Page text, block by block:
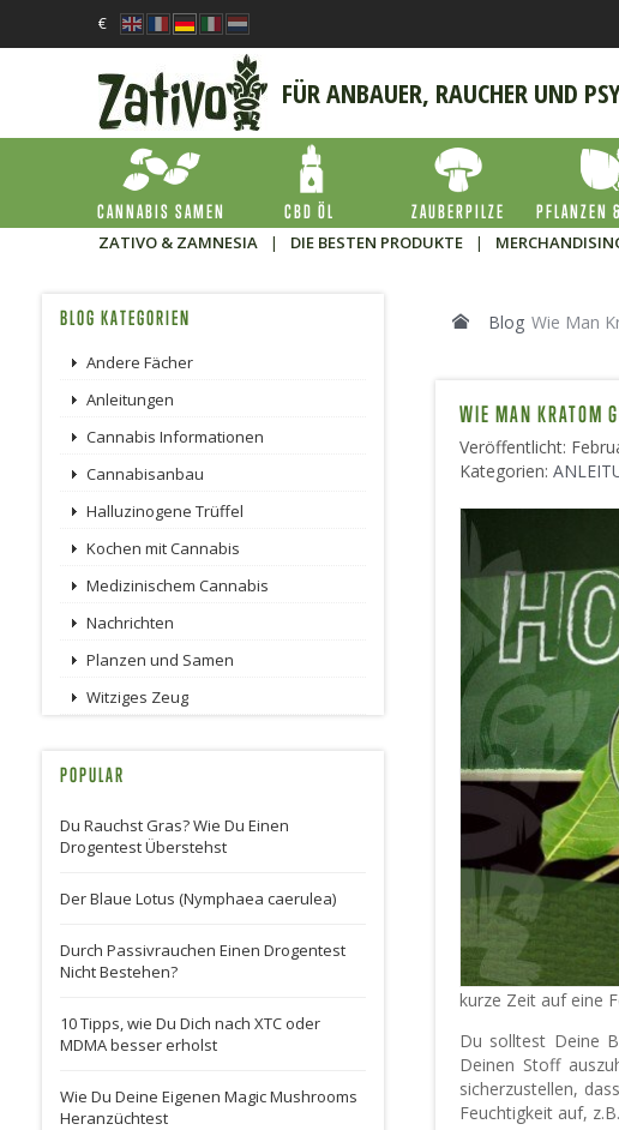
€
FÜR ANBAUER, RAUCHER UND
CANNABIS SAMEN CBD ÖL ZAUBERPILZE PFLANZEN
ZATIVO & ZAMNESIA
| DIE BESTEN PRODUKTE |
Blog Wie Man
WIE MAN KRATOM
Veröffentlicht:
Kategorien:
kurze Zeit auf eine
Du solltest Deine
Deinen Stoff
sicherzustellen,
Feuchtigkeit auf,
BLOG KATEGORIEN
Andere Fächer
Anleitungen
Cannabis Informationen
Cannabisanbau
Halluzinogene Trüffel
Kochen mit Cannabis
Medizinischem Cannabis
Nachrichten
Planzen und Samen
Witziges Zeug
POPULAR
Du Rauchst Gras? Wie Du Einen
Drogentest Überstehst
Der Blaue Lotus (Nymphaea caerulea)
Durch Passivrauchen Einen Drogentest
Nicht Bestehen?
10 Tipps, wie Du Dich nach XTC oder
MDMA besser erholst
Wie Du Deine Eigenen Magic Mushrooms
Heranzüchtest